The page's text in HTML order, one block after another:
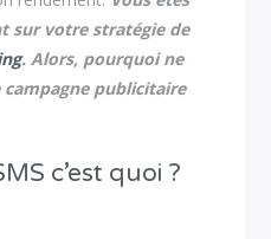
sur votre stratégie de
. Alors, pourquoi ne
publicitaire
c’est quoi ?